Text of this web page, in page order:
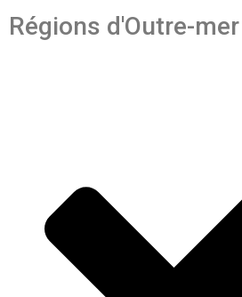
Régions d'Outre-mer